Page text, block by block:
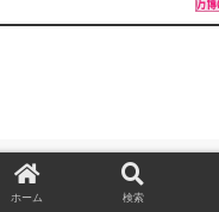
コメントを書き込む
ホーム 検索